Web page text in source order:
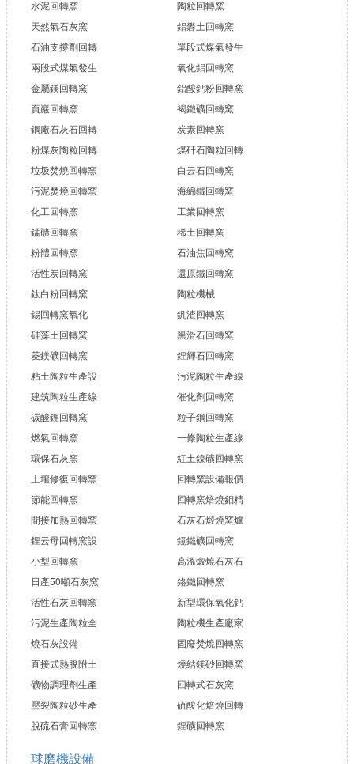
水泥回轉窯
陶粒回轉窯
天然氣石灰窯
鋁礬土回轉窯
石油支撐劑回轉
單段式煤氣發生
兩段式煤氣發生
氧化鋁回轉窯
金屬鎂回轉窯
鋁酸鈣粉回轉窯
頁巖回轉窯
褐鐵礦回轉窯
鋼廠石灰石回轉
炭素回轉窯
粉煤灰陶粒回轉
煤矸石陶粒回轉
垃圾焚燒回轉窯
白云石回轉窯
污泥焚燒回轉窯
海綿鐵回轉窯
化工回轉窯
工業回轉窯
錳礦回轉窯
稀土回轉窯
粉體回轉窯
石油焦回轉窯
活性炭回轉窯
還原鐵回轉窯
鈦白粉回轉窯
陶粒機械
錫回轉窯氧化
釩渣回轉窯
硅藻土回轉窯
黑滑石回轉窯
菱鎂礦回轉窯
鋰輝石回轉窯
粘土陶粒生產設
污泥陶粒生產線
建筑陶粒生產線
催化劑回轉窯
碳酸鋰回轉窯
粒子鋼回轉窯
燃氣回轉窯
一條陶粒生產線
環保石灰窯
紅土鎳礦回轉窯
土壤修復回轉窯
回轉窯設備報價
節能回轉窯
回轉窯焙燒鉬精
間接加熱回轉窯
石灰石煅燒窯爐
鋰云母回轉窯設
鏡鐵礦回轉窯
小型回轉窯
高溫煅燒石灰石
日產50噸石灰窯
鉻鐵回轉窯
活性石灰回轉窯
新型環保氧化鈣
污泥生產陶粒全
陶粒機生產廠家
燒石灰設備
固廢焚燒回轉窯
直接式熱脫附土
燒結鎂砂回轉窯
礦物調理劑生產
回轉式石灰窯
壓裂陶粒砂生產
硫酸化焙燒回轉
脫硫石膏回轉窯
鋰礦回轉窯
球磨機設備